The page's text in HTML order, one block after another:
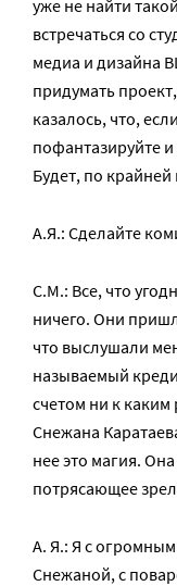
уже не найти
встречаться со
медиа и дизайна
придумать
казалось, что,
пофантазируйте
Будет, по
А.Я.: Сделайте
С.М.: Все, что
ничего. Они
что выслушали
называемый
счетом ни к каким
Снежана
нее это магия.
потрясающее
А. Я.: Я с огромным
Снежаной, с